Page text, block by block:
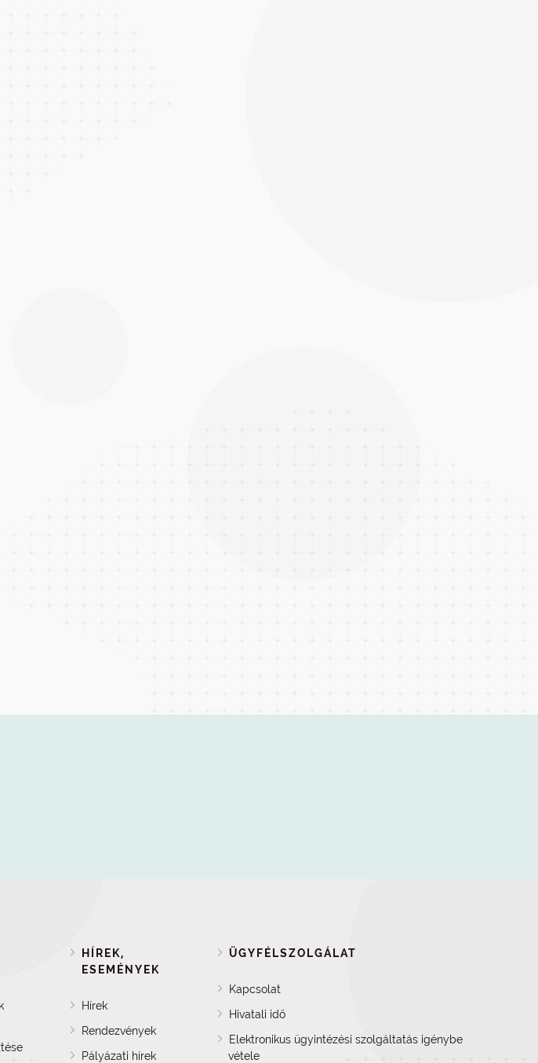
HÍREK,
ESEMÉNYEK
Hírek
Rendezvények
Pályázati hírek
ÜGYFÉLSZOLGÁLAT
Kapcsolat
Hivatali idő
Elektronikus ügyintézési szolgáltatás igénybe
vétele